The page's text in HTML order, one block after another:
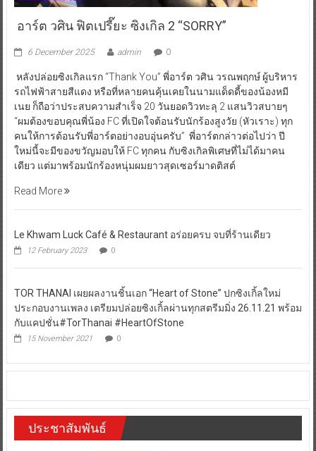
อาร์ต วศิน ฟิตเปรี๊ยะ ซิงเกิล 2 “SORRY”
6 December 2025 admin 0
หลังปล่อยซิงเกิลแรก “Thank You” พี่อาร์ต วศิน วรณพฤกษ์ ผู้บริหาร
รถไฟฟ้าสายสีแดง หรือที่หลายคนคุ้นเคยในนามแด็ดดี้ของน้องหมี
เนย ก็ถือว่าประสบความสำเร็จ 20 วันยอดวิวทะลุ 2 แสนวิวสบายๆ
“ผมต้องขอบคุณพี่น้อง FC ที่เปิดใจต้อนรับนักร้องสูงวัย (หัวเราะ) ทุก
คนให้การต้อนรับพี่อาร์ตอย่างอบอุ่นครับ” พี่อาร์ตกล่าวต่อไปว่า ปี
ใหม่นี้จะมีของขวัญมอบให้ FC ทุกคน กับซิงเกิลพิเศษที่ไม่ได้มาคน
เดียว แต่มาพร้อมนักร้องหนุ่มผมยาวสุดเซอร์มาดติสต์
Read More
Le Khwam Luck Café & Restaurant อร่อยครบ จบที่ร้านเดียว
12 February 2023 0
TOR THANAI เผยผลงานชิ้นเอก “Heart of Stone” ปกซิงเกิ้ลใหม่
ประกอบงานเพลง เตรียมปล่อยซิงเกิ้ลผ่านทุกสตรีมมิ่ง 26.11.21 พร้อม
กับแคปชั่น#TorThanai #HeartOfStone
15 November 2021 0
ประชาสัมพันธ์